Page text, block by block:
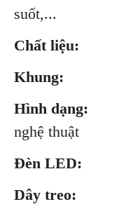
suốt,...
Chất liệu:
Khung:
Hình dạng:
nghệ thuật
Đèn LED:
Dây treo: